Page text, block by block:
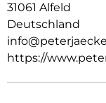
31061 Alfeld
Deutschland
https://